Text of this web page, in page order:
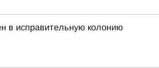
в исправительную колонию